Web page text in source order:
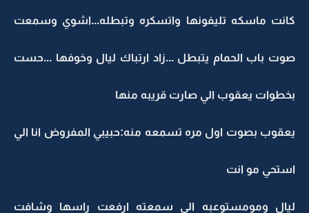
كانت ماسكه تليفونها واتسكره وتبطله...اشوي وسمعت
صوت باب الحمام يتبطل ...زاد ارتباك ليال وخوفها ...حست
بخطوات يعقوب الي صارت قريبه منها
يعقوب بصوت اول مره تسمعه منه:حبيبي المفروض انا الي
استحي مو انت
ليال ومومستوعبه الي سمعته ارفعت راسها وشافت